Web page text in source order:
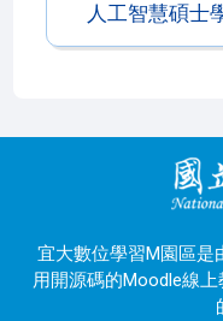
人工智慧碩士
宜大數位學習M園區是
用開源碼的Moodle線